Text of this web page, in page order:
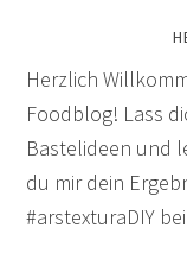
Herzlich
Foodblog! Lass
Bastelideen und
du mir dein
#arstexturaDIY